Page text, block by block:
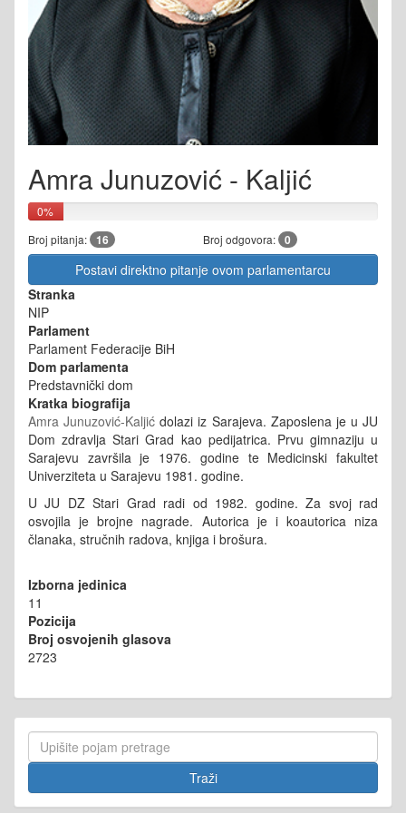
Amra Junuzović - Kaljić
0%
Broj pitanja: 16 Broj odgovora: 0
Postavi direktno pitanje ovom parlamentarcu
Stranka
NIP
Parlament
Parlament Federacije BiH
Dom parlamenta
Predstavnički dom
Kratka biografija
Amra Junuzović-Kaljić dolazi iz Sarajeva. Zaposlena je u JU
Dom zdravlja Stari Grad kao pedijatrica. Prvu gimnaziju u
Sarajevu završila je 1976. godine te Medicinski fakultet
Univerziteta u Sarajevu 1981. godine.
U JU DZ Stari Grad radi od 1982. godine. Za svoj rad
osvojila je brojne nagrade. Autorica je i koautorica niza
članaka, stručnih radova, knjiga i brošura.
Izborna jedinica
11
Pozicija
Broj osvojenih glasova
2723